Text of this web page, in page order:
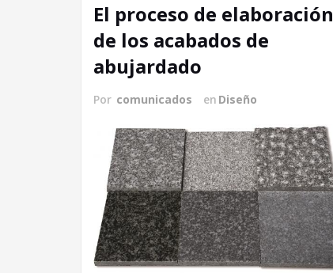
El proceso de elaboración
de los acabados de
abujardado
Por comunicados en Diseño